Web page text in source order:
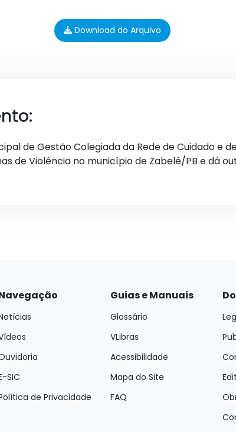
Download do Arquivo
de Gestão Colegiada da Rede de Cuidado e
de Violência no município de Zabelê/PB e dá
SIC
de Privacidade
Guias e Manuais
Glossário
VLibras
Acessibilidade
Mapa do Site
FAQ